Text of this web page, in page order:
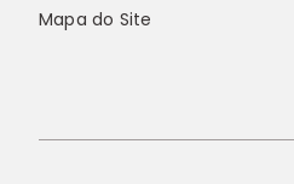
Mapa do Site